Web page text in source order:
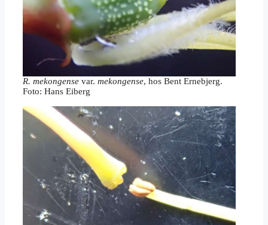
R. mekongense var. mekongense, hos Bent Ernebjerg.
Foto: Hans Eiberg